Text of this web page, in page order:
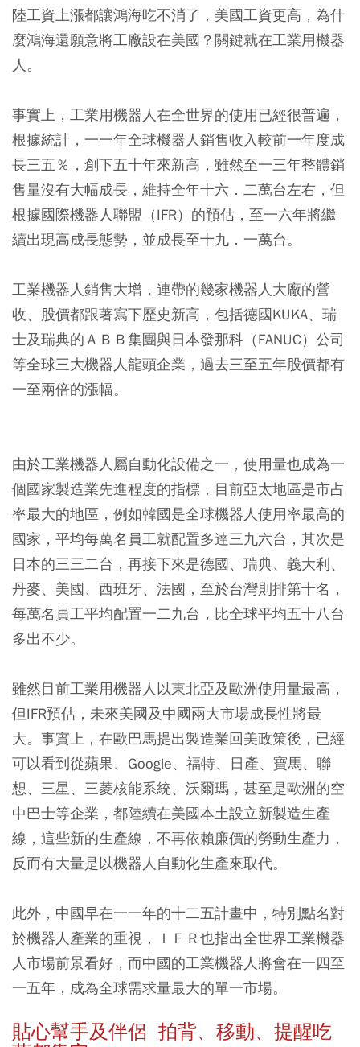
陸工資上漲都讓鴻海吃不消了，美國工資更高，為什
麼鴻海還願意將工廠設在美國？關鍵就在工業用機器
人。
事實上，工業用機器人在全世界的使用已經很普遍，
根據統計，一一年全球機器人銷售收入較前一年度成
長三五％，創下五十年來新高，雖然至一三年整體銷
售量沒有大幅成長，維持全年十六．二萬台左右，但
根據國際機器人聯盟（IFR）的預估，至一六年將繼
續出現高成長態勢，並成長至十九．一萬台。
工業機器人銷售大增，連帶的幾家機器人大廠的營
收、股價都跟著寫下歷史新高，包括德國KUKA、瑞
士及瑞典的ＡＢＢ集團與日本發那科（FANUC）公司
等全球三大機器人龍頭企業，過去三至五年股價都有
一至兩倍的漲幅。
由於工業機器人屬自動化設備之一，使用量也成為一
個國家製造業先進程度的指標，目前亞太地區是市占
率最大的地區，例如韓國是全球機器人使用率最高的
國家，平均每萬名員工就配置多達三九六台，其次是
日本的三三二台，再接下來是德國、瑞典、義大利、
丹麥、美國、西班牙、法國，至於台灣則排第十名，
每萬名員工平均配置一二九台，比全球平均五十八台
多出不少。
雖然目前工業用機器人以東北亞及歐洲使用量最高，
但IFR預估，未來美國及中國兩大市場成長性將最
大。事實上，在歐巴馬提出製造業回美政策後，已經
可以看到從蘋果、Google、福特、日產、寶馬、聯
想、三星、三菱核能系統、沃爾瑪，甚至是歐洲的空
中巴士等企業，都陸續在美國本土設立新製造生產
線，這些新的生產線，不再依賴廉價的勞動生產力，
反而有大量是以機器人自動化生產來取代。
此外，中國早在一一年的十二五計畫中，特別點名對
於機器人產業的重視，ＩＦＲ也指出全世界工業機器
人市場前景看好，而中國的工業機器人將會在一四至
一五年，成為全球需求量最大的單一市場。
貼心幫手及伴侶 拍背、移動、提醒吃